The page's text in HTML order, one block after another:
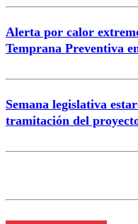
Alerta por calor
Temprana Preventiva
Semana legislativa
tramitación del